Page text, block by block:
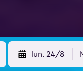
lun. 24/8